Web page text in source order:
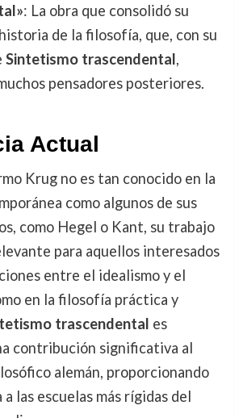
: La obra que consolidó su
de la filosofía, que, con su
Sintetismo trascendental,
pensadores posteriores.
Actual
Krug no es tan conocido en la
como algunos de sus
como Hegel o Kant, su trabajo
para aquellos interesados
entre el idealismo y el
en la filosofía práctica y
trascendental es
contribución significativa al
alemán, proporcionando
las escuelas más rígidas del